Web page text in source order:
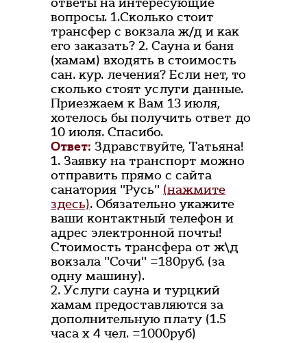
вопросы. 1.Сколько стоит
трансфер с вокзала ж/д и как
его заказать? 2. Сауна и баня
(хамам) входять в стоимость
сан. кур. лечения? Если нет, то
сколько стоят услуги данные.
Приезжаем к Вам 13 июля,
хотелось бы получить ответ до
10 июля. Спасибо.
Ответ: Здравствуйте, Татьяна!
1. Заявку на транспорт можно
отправить прямо с сайта
санатория "Русь" (нажмите
здесь). Обязательно укажите
ваши контактный телефон и
адрес электронной почты!
Стоимость трансфера от ж\д
вокзала "Сочи" =180руб. (за
одну машину).
2. Услуги сауна и турцкий
хамам предоставляются за
дополнительную плату (1.5
часа х 4 чел. =1000руб)